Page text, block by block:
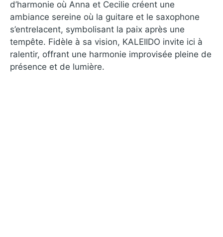
d’harmonie où Anna et Cecilie créent une
ambiance sereine où la guitare et le saxophone
s’entrelacent, symbolisant la paix après une
tempête. Fidèle à sa vision, KALEIIDO invite ici à
ralentir, offrant une harmonie improvisée pleine de
présence et de lumière.